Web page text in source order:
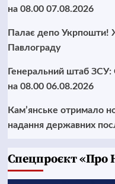
на 08.00 07.08.2026
Палає депо Укрпошти!
Павлограду
Генеральний штаб ЗСУ:
на 08.00 06.08.2026
Кам’янське отримало
надання державних
Cпецпроєкт «Про